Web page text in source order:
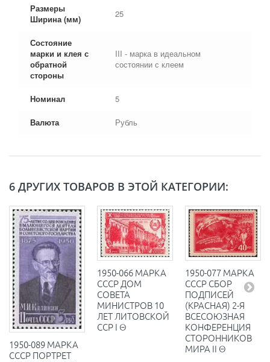
Размеры
Ширина (мм)
25
Состояние
марки и клея с
обратной
стороны
III - марка в идеальном
состоянии с клеем
Номинал 5
Валюта Рубль
6 ДРУГИХ ТОВАРОВ В ЭТОЙ КАТЕГОРИИ:
1950-089 МАРКА
СССР ПОРТРЕТ
1950-066 МАРКА
СССР ДОМ
СОВЕТА
МИНИСТРОВ 10
ЛЕТ ЛИТОВСКОЙ
ССР I Θ
1950-077 МАРКА
СССР СБОР
ПОДПИСЕЙ
(КРАСНАЯ) 2-Я
ВСЕСОЮЗНАЯ
КОНФЕРЕНЦИЯ
СТОРОННИКОВ
МИРА II Θ